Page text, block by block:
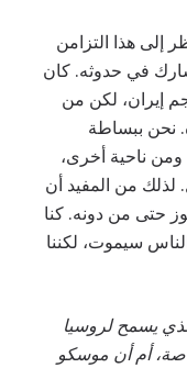
إلى هذا التزامن
شارك في حدوثه. كان
إيران، لكن من
نحن ببساطة
ناحية أخرى،
لذلك من المفيد أن
حتى من دونه. كنا
سيموت، لكننا
يسمح لروسيا
أم أن موسكو